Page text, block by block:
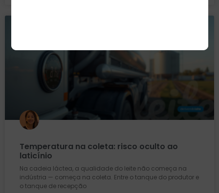
Temperatura na coleta: risco oculto ao
laticínio
Na cadeia láctea, a qualidade do leite não começa na
indústria — começa na coleta. Entre o tanque do produtor e
o tanque de recepção